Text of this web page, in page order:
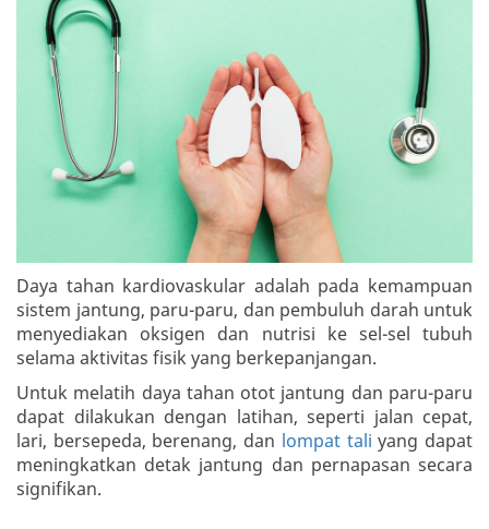
Daya tahan kardiovaskular adalah pada kemampuan
sistem jantung, paru-paru, dan pembuluh darah untuk
menyediakan oksigen dan nutrisi ke sel-sel tubuh
selama aktivitas fisik yang berkepanjangan.
Untuk melatih daya tahan otot jantung dan paru-paru
dapat dilakukan dengan latihan, seperti jalan cepat,
lari, bersepeda, berenang, dan lompat tali yang dapat
meningkatkan detak jantung dan pernapasan secara
signifikan.